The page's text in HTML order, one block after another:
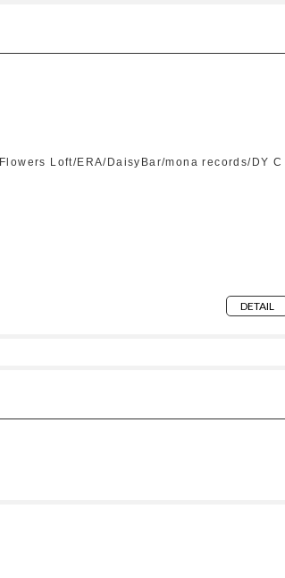
Flowers Loft/ERA/DaisyBar/mona records/DY C
DETAIL